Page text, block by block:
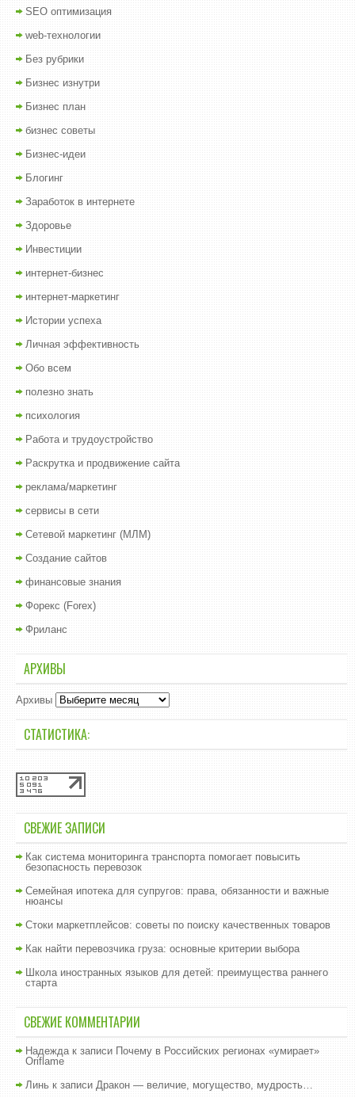
SEO оптимизация
web-технологии
Без рубрики
Бизнес изнутри
Бизнес план
бизнес советы
Бизнес-идеи
Блогинг
Заработок в интернете
Здоровье
Инвестиции
интернет-бизнес
интернет-маркетинг
Истории успеха
Личная эффективность
Обо всем
полезно знать
психология
Работа и трудоустройство
Раскрутка и продвижение сайта
реклама/маркетинг
сервисы в сети
Сетевой маркетинг (МЛМ)
Создание сайтов
финансовые знания
Форекс (Forex)
Фриланс
АРХИВЫ
Архивы
СТАТИСТИКА:
СВЕЖИЕ ЗАПИСИ
Как система мониторинга транспорта помогает повысить
безопасность перевозок
Семейная ипотека для супругов: права, обязанности и важные
нюансы
Стоки маркетплейсов: советы по поиску качественных товаров
Как найти перевозчика груза: основные критерии выбора
Школа иностранных языков для детей: преимущества раннего
старта
СВЕЖИЕ КОММЕНТАРИИ
Надеждак записи Почему в Российских регионах «умирает»
Oriflame
Линь к записи Дракон — величие, могущество, мудрость…